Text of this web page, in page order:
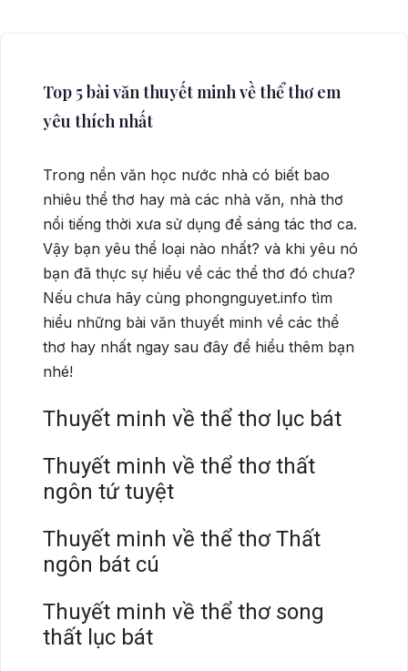
Top 5 bài văn thuyết minh về thể thơ em
yêu thích nhất
Trong nền văn học nước nhà có biết bao
nhiêu thể thơ hay mà các nhà văn, nhà thơ
nổi tiếng thời xưa sử dụng để sáng tác thơ ca.
Vậy bạn yêu thể loại nào nhất? và khi yêu nó
bạn đã thực sự hiểu về các thể thơ đó chưa?
Nếu chưa hãy cùng phongnguyet.info tìm
hiểu những bài văn thuyết minh về các thể
thơ hay nhất ngay sau đây để hiểu thêm bạn
nhé!
Thuyết minh về thể thơ lục bát
Thuyết minh về thể thơ thất
ngôn tứ tuyệt
Thuyết minh về thể thơ Thất
ngôn bát cú
Thuyết minh về thể thơ song
thất lục bát